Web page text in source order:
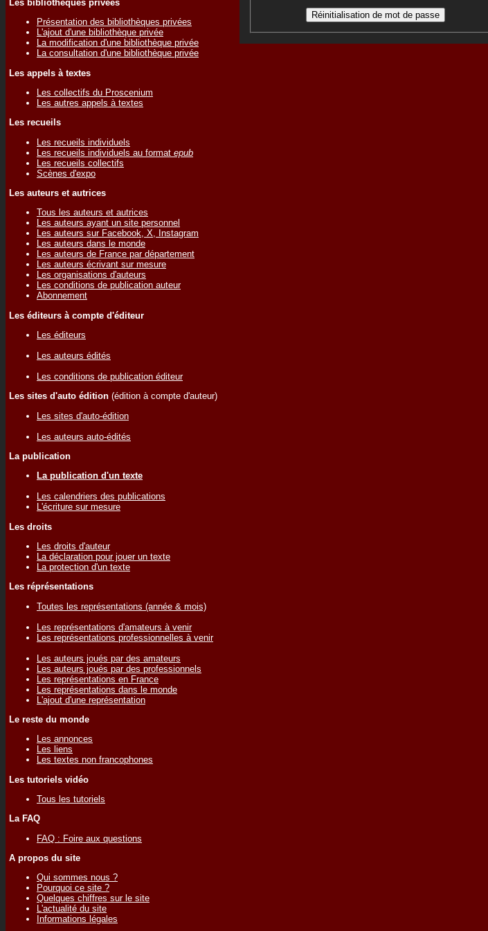
Les bibliothèques privées
Présentation des bibliothèques privées
L'ajout d'une bibliothèque privée
La modification d'une bibliothèque privée
La consultation d'une bibliothèque privée
Les appels à textes
Les collectifs du Proscenium
Les autres appels à textes
Les recueils
Les recueils individuels
Les recueils individuels au format epub
Les recueils collectifs
Scènes d'expo
Les auteurs et autrices
Tous les auteurs et autrices
Les auteurs ayant un site personnel
Les auteurs sur Facebook, X, Instagram
Les auteurs dans le monde
Les auteurs de France par département
Les auteurs écrivant sur mesure
Les organisations d'auteurs
Les conditions de publication auteur
Abonnement
Les éditeurs à compte d'éditeur
Les éditeurs
Les auteurs édités
Les conditions de publication éditeur
Les sites d'auto édition (édition à compte d'auteur)
Les sites d'auto-édition
Les auteurs auto-édités
La publication
La publication d'un texte
Les calendriers des publications
L'écriture sur mesure
Les droits
Les droits d'auteur
La déclaration pour jouer un texte
La protection d'un texte
Les réprésentations
Toutes les représentations (année & mois)
Les représentations d'amateurs à venir
Les représentations professionnelles à venir
Les auteurs joués par des amateurs
Les auteurs joués par des professionnels
Les représentations en France
Les représentations dans le monde
L'ajout d'une représentation
Le reste du monde
Les annonces
Les liens
Les textes non francophones
Les tutoriels vidéo
Tous les tutoriels
La FAQ
FAQ : Foire aux questions
A propos du site
Qui sommes nous ?
Pourquoi ce site ?
Quelques chiffres sur le site
L'actualité du site
Informations légales